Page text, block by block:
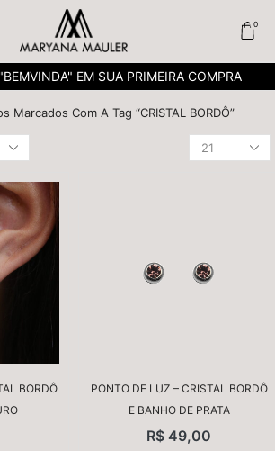
0
EM SUA PRIMEIRA COMPRA
Marcados Com A Tag “CRISTAL BORDÔ”
BORDÔ
PONTO DE LUZ – CRISTAL BORDÔ
E BANHO DE PRATA
R$ 49,00